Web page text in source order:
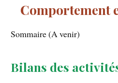
Comportement
Sommaire (A venir)
Bilans des